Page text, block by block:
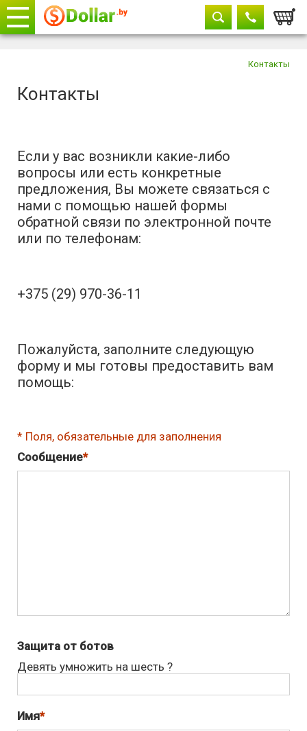
+375 29604-11-33
Контакты
Контакты
Если у вас возникли какие-либо
вопросы или есть конкретные
предложения, Вы можете связаться с
нами с помощью нашей формы
обратной связи по электронной почте
или по телефонам:
+375 (29) 970-36-11
Пожалуйста, заполните следующую
форму и мы готовы предоставить вам
помощь:
Поля, обязательные для заполнения
Сообщение
Защита от ботов
Девять умножить на шесть ?
Имя